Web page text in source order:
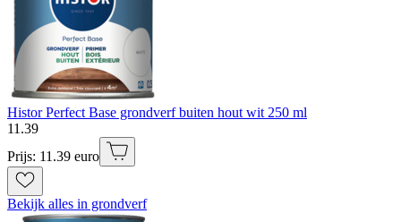
Histor Perfect Base grondverf buiten hout wit 250 ml
11 .39
Prijs: 11.39 euro
Bekijk alles in grondverf